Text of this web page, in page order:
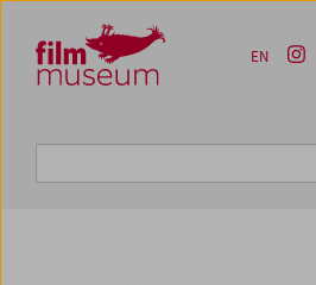
Zum Inhalt
Zum Hauptmenü
Zur Servicenavigation
Zum Suche
EN